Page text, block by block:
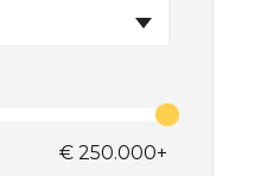
€ 250.000+